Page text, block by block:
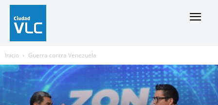
Inicio Guerra contra Venezuela